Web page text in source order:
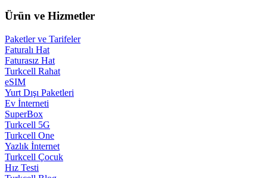
Ürün ve Hizmetler
Paketler ve Tarifeler
Faturalı Hat
Faturasız Hat
Turkcell Rahat
eSIM
Yurt Dışı Paketleri
Ev İnterneti
SuperBox
Turkcell 5G
Turkcell One
Yazlık İnternet
Turkcell Çocuk
Hız Testi